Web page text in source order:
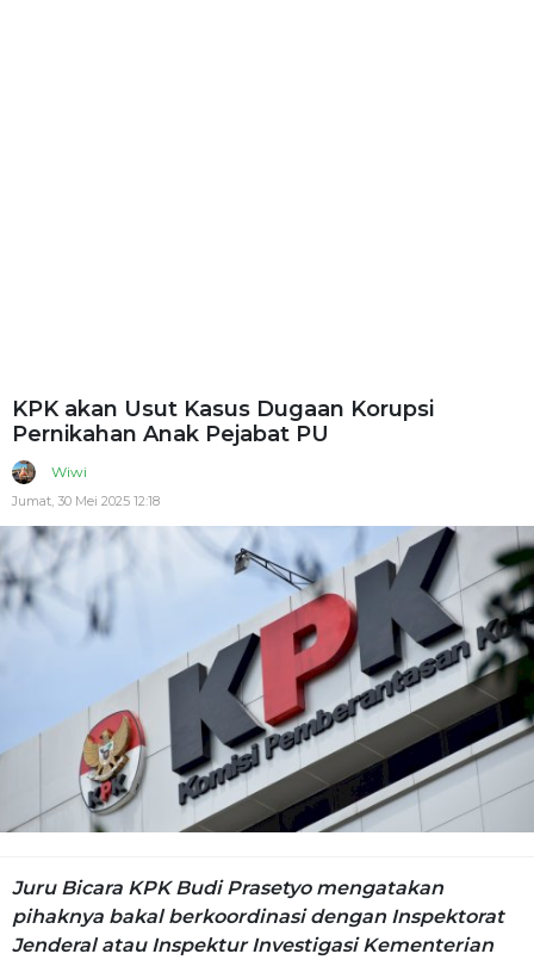
KPK akan Usut Kasus Dugaan Korupsi
Pernikahan Anak Pejabat PU
Wiwi
Jumat, 30 Mei 2025 12:18
Juru Bicara KPK Budi Prasetyo mengatakan
pihaknya bakal berkoordinasi dengan Inspektorat
Jenderal atau Inspektur Investigasi Kementerian